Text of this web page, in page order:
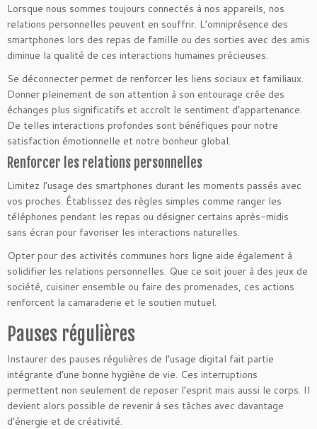
Lorsque nous sommes toujours connectés à nos appareils, nos
relations personnelles peuvent en souffrir. L’omniprésence des
smartphones lors des repas de famille ou des sorties avec des amis
diminue la qualité de ces interactions humaines précieuses.
Se déconnecter permet de renforcer les liens sociaux et familiaux.
Donner pleinement de son attention à son entourage crée des
échanges plus significatifs et accroît le sentiment d’appartenance.
De telles interactions profondes sont bénéfiques pour notre
satisfaction émotionnelle et notre bonheur global.
Renforcer les relations personnelles
Limitez l’usage des smartphones durant les moments passés avec
vos proches. Établissez des règles simples comme ranger les
téléphones pendant les repas ou désigner certains après-midis
sans écran pour favoriser les interactions naturelles.
Opter pour des activités communes hors ligne aide également à
solidifier les relations personnelles. Que ce soit jouer à des jeux de
société, cuisiner ensemble ou faire des promenades, ces actions
renforcent la camaraderie et le soutien mutuel.
Pauses régulières
Instaurer des pauses régulières de l’usage digital fait partie
intégrante d’une bonne hygiène de vie. Ces interruptions
permettent non seulement de reposer l’esprit mais aussi le corps. Il
devient alors possible de revenir à ses tâches avec davantage
d’énergie et de créativité.